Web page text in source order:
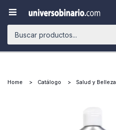

Home Catálogo Salud y Belleza